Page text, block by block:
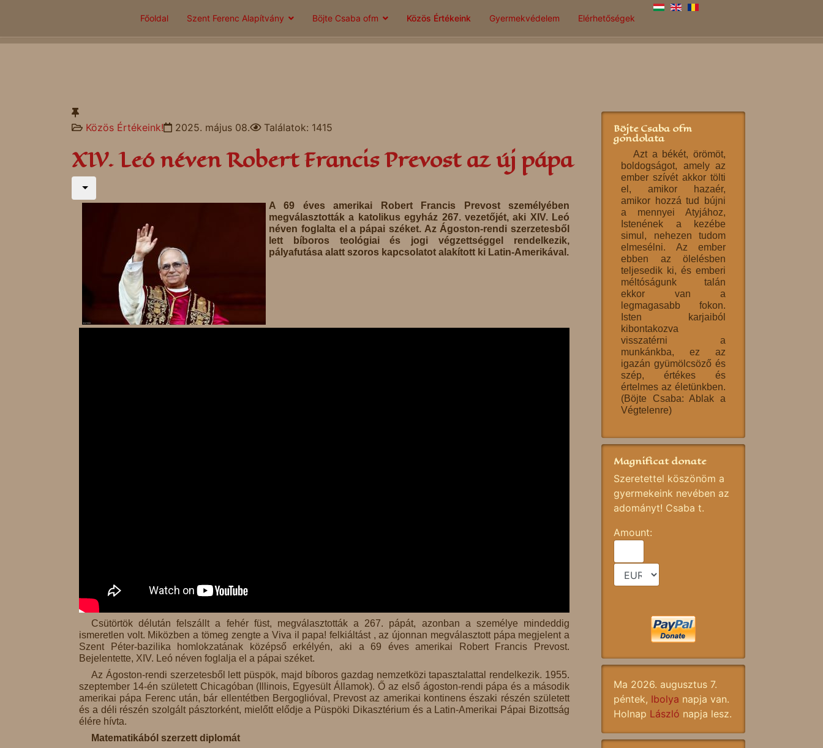
Főoldal Szent Ferenc Alapítvány Böjte Csaba ofm Közös Értékeink Gyermekvédelem Elérhetőségek
Közös Értékeink! 2025. május 08. Találatok: 1415
XIV. Leó néven Robert Francis Prevost az új pápa
A 69 éves amerikai Robert Francis Prevost személyében
megválasztották a katolikus egyház 267. vezetőjét, aki XIV. Leó
néven foglalta el a pápai széket. Az Ágoston-rendi szerzetesből
lett bíboros teológiai és jogi végzettséggel rendelkezik,
pályafutása alatt szoros kapcsolatot alakított ki Latin-Amerikával.
Csütörtök délután felszállt a fehér füst, megválasztották a 267. pápát, azonban a személye mindeddig
ismeretlen volt. Miközben a tömeg zengte a Viva il papa! felkiáltást , az újonnan megválasztott pápa megjelent a
Szent Péter-bazilika homlokzatának középső erkélyén, aki a 69 éves amerikai Robert Francis Prevost.
Bejelentette, XIV. Leó néven foglalja el a pápai széket.
Az Ágoston-rendi szerzetesből lett püspök, majd bíboros gazdag nemzetközi tapasztalattal rendelkezik. 1955.
szeptember 14-én született Chicagóban (Illinois, Egyesült Államok). Ő az első ágoston-rendi pápa és a második
amerikai pápa Ferenc után, bár ellentétben Bergoglióval, Prevost az amerikai kontinens északi részén született
és a déli részén szolgált pásztorként, mielőtt elődje a Püspöki Dikasztérium és a Latin-Amerikai Pápai Bizottság
élére hívta.
Matematikából szerzett diplomát
Böjte Csaba ofm
gondolata
Azt a békét, örömöt,
boldogságot, amely az
ember szívét akkor tölti
el, amikor hazaér,
amikor hozzá tud bújni
a mennyei Atyjához,
Istenének a kezébe
simul, nehezen tudom
elmesélni. Az ember
ebben az ölelésben
teljesedik ki, és emberi
méltóságunk talán
ekkor van a
legmagasabb fokon.
Isten karjaiból
kibontakozva
visszatérni a
munkánkba, ez az
igazán gyümölcsöző és
szép, értékes és
értelmes az életünkben.
(Böjte Csaba: Ablak a
Végtelenre)
Magnificat donate
Szeretettel köszönöm a
gyermekeink nevében az
adományt! Csaba t.
Amount:
Ma 2026. augusztus 7.
péntek, Ibolya napja van.
Holnap László napja lesz.